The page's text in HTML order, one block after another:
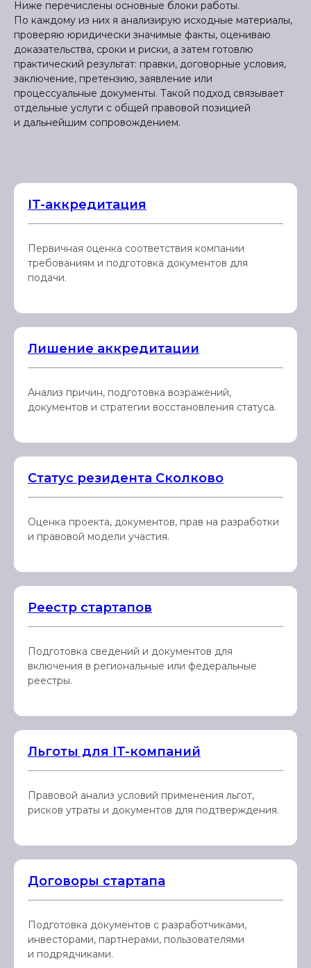
Ниже перечислены основные блоки работы.
По каждому из них я анализирую исходные материалы,
проверяю юридически значимые факты, оцениваю
доказательства, сроки и риски, а затем готовлю
практический результат: правки, договорные условия,
заключение, претензию, заявление или
процессуальные документы. Такой подход связывает
отдельные услуги с общей правовой позицией
и дальнейшим сопровождением.
IT-аккредитация
Первичная оценка соответствия компании
требованиям и подготовка документов для
подачи.
Лишение аккредитации
Анализ причин, подготовка возражений,
документов и стратегии восстановления статуса.
Статус резидента Сколково
Оценка проекта, документов, прав на разработки
и правовой модели участия.
Реестр стартапов
Подготовка сведений и документов для
включения в региональные или федеральные
реестры.
Льготы для IT-компаний
Правовой анализ условий применения льгот,
рисков утраты и документов для подтверждения.
Договоры стартапа
Подготовка документов с разработчиками,
инвесторами, партнерами, пользователями
и подрядчиками.